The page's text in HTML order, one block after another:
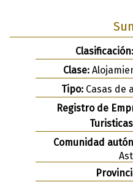
Clasificación:
Clase:
Tipo:Casas de
Registro de
Comunidad